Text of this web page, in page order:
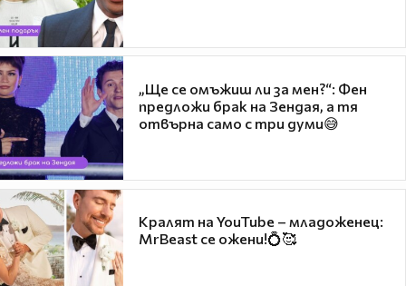
„Ще се омъжиш ли за мен?“: Фен
предложи брак на Зендая, а тя
отвърна само с три думи😅
Кралят на YouTube – младоженец:
MrBeast се ожени!💍🥰